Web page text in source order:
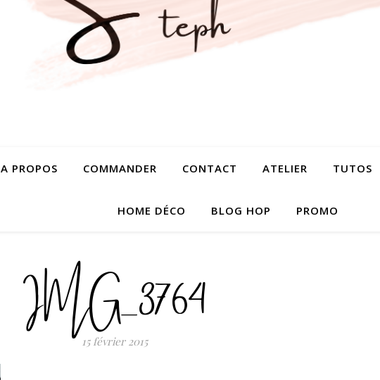
A PROPOS COMMANDER CONTACT ATELIER TUTOS
HOME DÉCO BLOG HOP PROMO
IMG_3764
15 février 2015